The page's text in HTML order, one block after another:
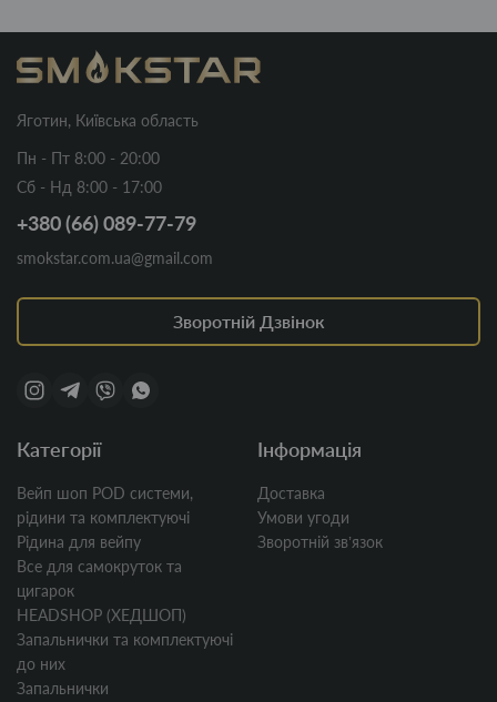
Яготин, Київська область
Пн - Пт 8:00 - 20:00
Сб - Нд 8:00 - 17:00
+380 (66) 089-77-79
smokstar.com.ua@gmail.com
Зворотній Дзвінок
Категорії
Вейп шоп POD системи,
рідини та комплектуючі
Рідина для вейпу
Все для самокруток та
цигарок
HEADSHOP (ХЕДШОП)
Запальнички та комплектуючі
до них
Запальнички
Інформація
Доставка
Умови угоди
Зворотній звʼязок